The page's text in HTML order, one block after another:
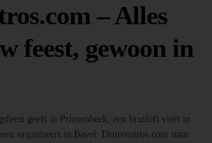
– Alles
feest, gewoon in
geeft in Prinsenbeek, een bruiloft viert in
organiseert in Bavel: Druiventros.com staat